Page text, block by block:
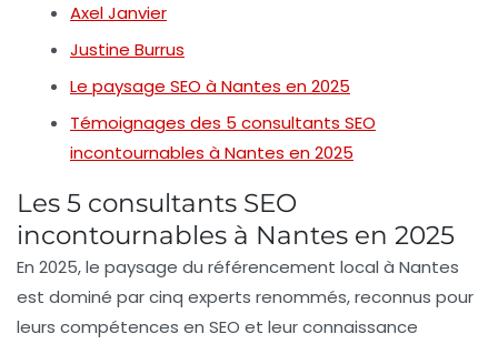
Axel Janvier
Justine Burrus
Le paysage SEO à Nantes en 2025
Témoignages des 5 consultants SEO
incontournables à Nantes en 2025
Les 5 consultants SEO
incontournables à Nantes en 2025
En 2025, le paysage du référencement local à Nantes
est dominé par cinq experts renommés, reconnus pour
leurs compétences en SEO et leur connaissance